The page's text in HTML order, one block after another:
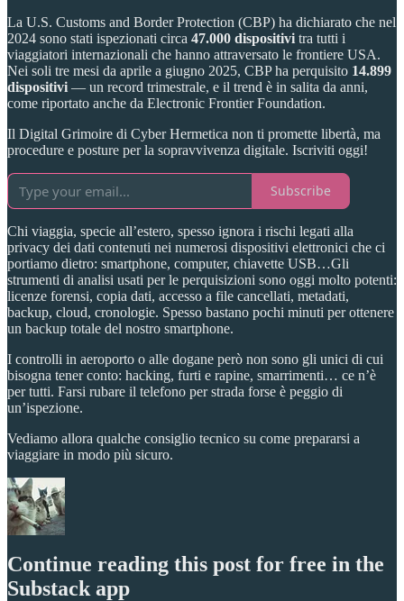
La U.S. Customs and Border Protection (CBP) ha dichiarato che nel
2024 sono stati ispezionati circa 47.000 dispositivi tra tutti i
viaggiatori internazionali che hanno attraversato le frontiere USA.
Nei soli tre mesi da aprile a giugno 2025, CBP ha perquisito 14.899
dispositivi — un record trimestrale, e il trend è in salita da anni,
come riportato anche da Electronic Frontier Foundation.
Il Digital Grimoire di Cyber Hermetica non ti promette libertà, ma
procedure e posture per la sopravvivenza digitale. Iscriviti oggi!
Subscribe
Chi viaggia, specie all’estero, spesso ignora i rischi legati alla
privacy dei dati contenuti nei numerosi dispositivi elettronici che ci
portiamo dietro: smartphone, computer, chiavette USB…Gli
strumenti di analisi usati per le perquisizioni sono oggi molto potenti:
licenze forensi, copia dati, accesso a file cancellati, metadati,
backup, cloud, cronologie. Spesso bastano pochi minuti per ottenere
un backup totale del nostro smartphone.
I controlli in aeroporto o alle dogane però non sono gli unici di cui
bisogna tener conto: hacking, furti e rapine, smarrimenti… ce n’è
per tutti. Farsi rubare il telefono per strada forse è peggio di
un’ispezione.
Vediamo allora qualche consiglio tecnico su come prepararsi a
viaggiare in modo più sicuro.
Continue reading this post for free in the
Substack app